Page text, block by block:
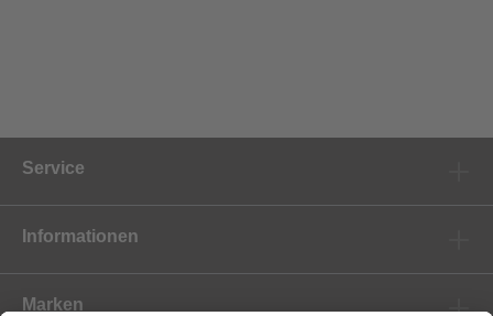
Service
Informationen
Marken